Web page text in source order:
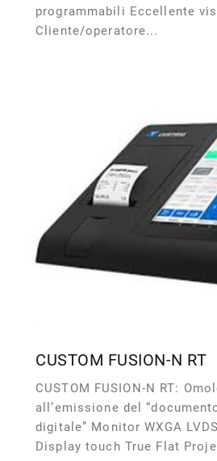
programmabili Eccellente
Cliente/operatore...
CUSTOM FUSION-N RT
CUSTOM FUSION-N RT:
all’emissione del
digitale” Monitor WXGA
Display touch True Flat